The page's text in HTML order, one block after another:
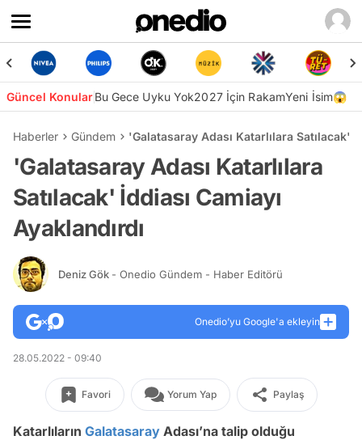
Güncel KonularBu Gece Uyku Yok2027 İçin RakamYeni İsim😱
Haberler Gündem 'Galatasaray Adası Katarlılara Satılacak'
'Galatasaray Adası Katarlılara
Satılacak' İddiası Camiayı
Ayaklandırdı
Deniz Gök - Onedio Gündem - Haber Editörü
Onedio’yu Google'a ekleyin
28.05.2022 - 09:40
Favori Yorum Yap Paylaş
Katarlıların Galatasaray Adası’na talip olduğu